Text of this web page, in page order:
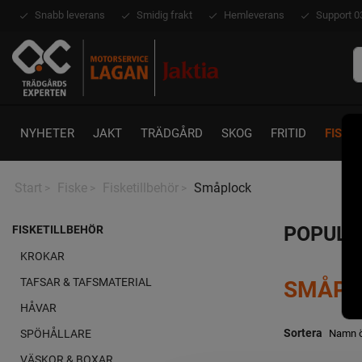
Snabb leverans Smidig frakt Hemleverans Support
NYHETER JAKT TRÄDGÅRD SKOG FRITID FISKE
Start > Fiske > Fisketillbehör > Småplock
FISKETILLBEHÖR
KROKAR
TAFSAR & TAFSMATERIAL
HÅVAR
SPÖHÅLLARE
Sortera